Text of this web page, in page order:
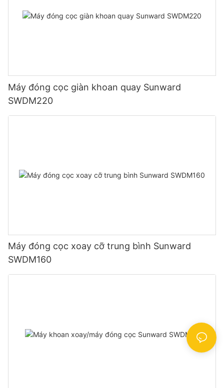
Máy đóng cọc giàn khoan quay Sunward
SWDM220
Máy đóng cọc xoay cỡ trung bình Sunward
SWDM160